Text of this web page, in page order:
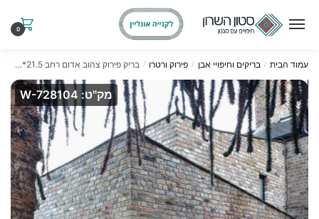
0
עמוד הבית / בריקים וחיפויי אבן / פירוק ורטרו / בריק פירוק צהוב אדום רחב 21.5*10 ס"מ
מק"ט: W-728104